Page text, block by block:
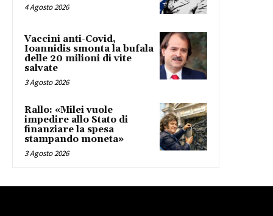
4 Agosto 2026
Vaccini anti-Covid,
Ioannidis smonta la bufala
delle 20 milioni di vite
salvate
3 Agosto 2026
Rallo: «Milei vuole
impedire allo Stato di
finanziare la spesa
stampando moneta»
3 Agosto 2026